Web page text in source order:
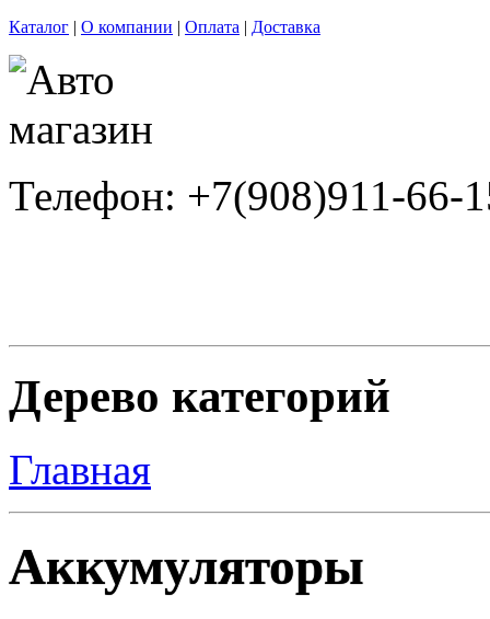
Каталог | О компании | Оплата | Доставка
Телефон: +7(908)911-66-
Дерево категорий
Главная
Аккумуляторы